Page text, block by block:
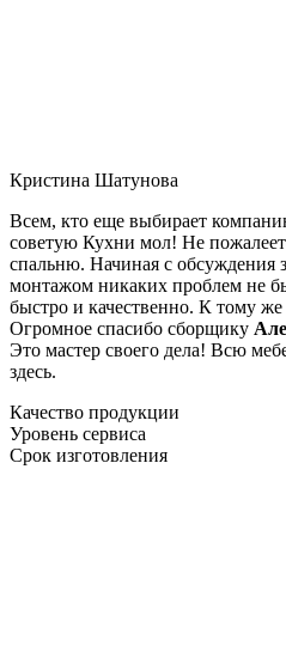
Кристина Шатунова
Всем, кто еще выбирает
советую Кухни мол! Не
спальню. Начиная с обсуждения
монтажом никаких проблем не
быстро и качественно. К тому
Огромное спасибо сборщику
Это мастер своего дела! Всю
здесь.
Качество продукции
Уровень сервиса
Срок изготовления